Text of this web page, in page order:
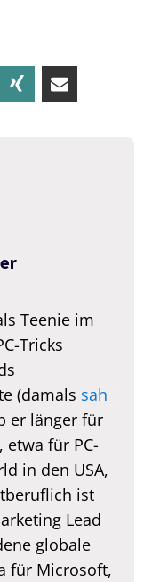
Teenie im
Tricks
(damals sah
er länger für
für PC-
in den USA,
ist
Lead
globale
für Microsoft,